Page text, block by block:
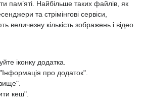
пам’яті. Найбільше таких файлів, як
та стрімінгові сервіси,
величезну кількість зображень і відео.
іконку додатка.
про додаток".
кеш".